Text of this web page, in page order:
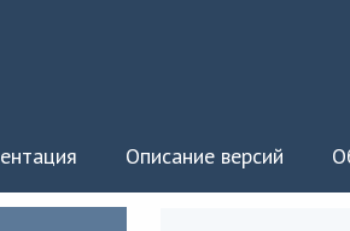
Описание версий